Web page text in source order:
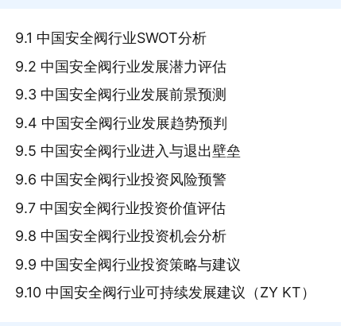
9.1 中国安全阀行业SWOT分析
9.2 中国安全阀行业发展潜力评估
9.3 中国安全阀行业发展前景预测
9.4 中国安全阀行业发展趋势预判
9.5 中国安全阀行业进入与退出壁垒
9.6 中国安全阀行业投资风险预警
9.7 中国安全阀行业投资价值评估
9.8 中国安全阀行业投资机会分析
9.9 中国安全阀行业投资策略与建议
9.10 中国安全阀行业可持续发展建议（ZY KT）